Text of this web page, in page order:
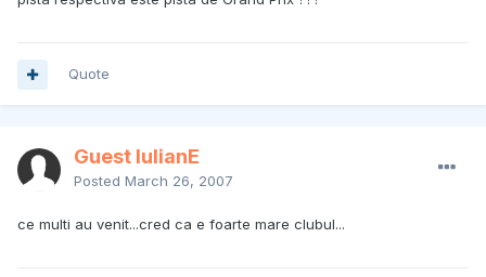
Quote
Guest IulianE
Posted March 26, 2007
ce multi au venit...cred ca e foarte mare clubul...